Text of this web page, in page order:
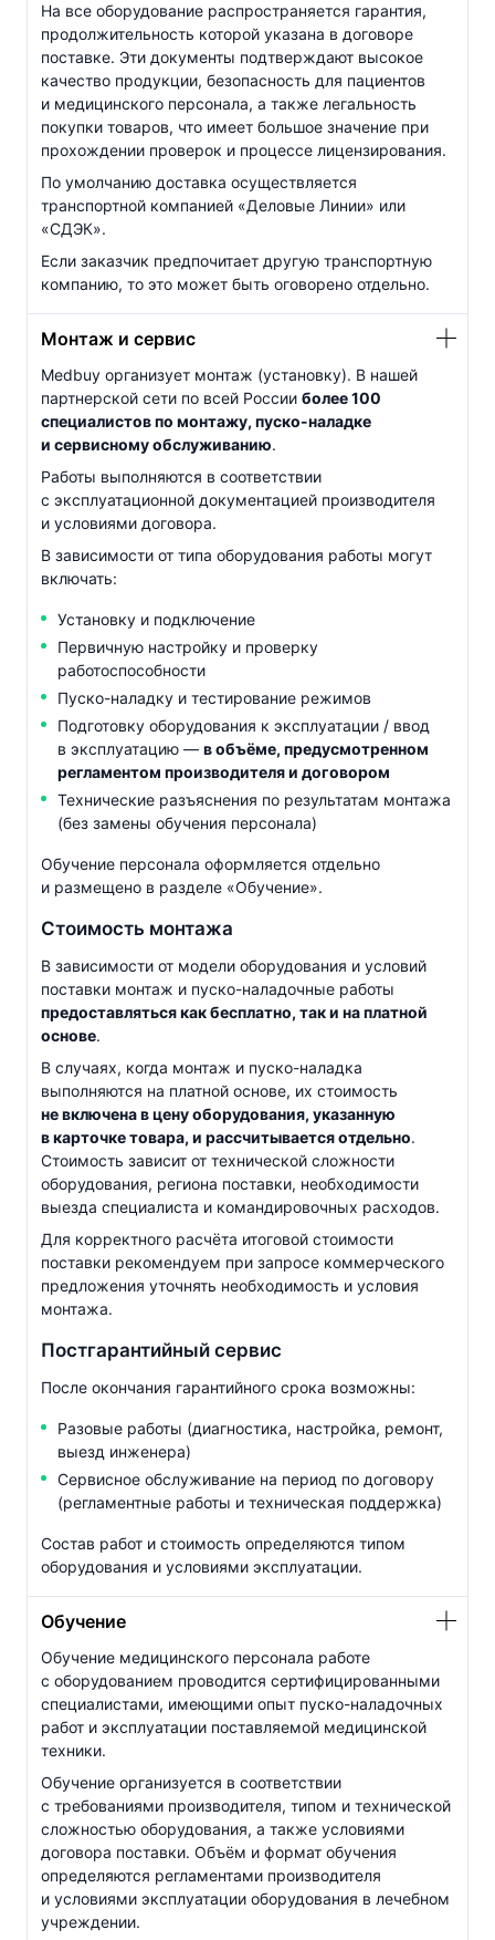
На все оборудование распространяется гарантия,
продолжительность которой указана в договоре
поставке. Эти документы подтверждают высокое
качество продукции, безопасность для пациентов
и медицинского персонала, а также легальность
покупки товаров, что имеет большое значение при
прохождении проверок и процессе лицензирования.
По умолчанию доставка осуществляется
транспортной компанией «Деловые Линии» или
«СДЭК».
Если заказчик предпочитает другую транспортную
компанию, то это может быть оговорено отдельно.
Монтаж и сервис
Medbuy организует монтаж (установку). В нашей
партнерской сети по всей России более 100
специалистов по монтажу, пуско-наладке
и сервисному обслуживанию.
Работы выполняются в соответствии
с эксплуатационной документацией производителя
и условиями договора.
В зависимости от типа оборудования работы могут
включать:
Установку и подключение
Первичную настройку и проверку
работоспособности
Пуско-наладку и тестирование режимов
Подготовку оборудования к эксплуатации / ввод
в эксплуатацию — в объёме, предусмотренном
регламентом производителя и договором
Технические разъяснения по результатам монтажа
(без замены обучения персонала)
Обучение персонала оформляется отдельно
и размещено в разделе «Обучение».
Стоимость монтажа
В зависимости от модели оборудования и условий
поставки монтаж и пуско-наладочные работы
предоставляться как бесплатно, так и на платной
основе.
В случаях, когда монтаж и пуско-наладка
выполняются на платной основе, их стоимость
не включена в цену оборудования, указанную
в карточке товара, и рассчитывается отдельно.
Стоимость зависит от технической сложности
оборудования, региона поставки, необходимости
выезда специалиста и командировочных расходов.
Для корректного расчёта итоговой стоимости
поставки рекомендуем при запросе коммерческого
предложения уточнять необходимость и условия
монтажа.
Постгарантийный сервис
После окончания гарантийного срока возможны:
Разовые работы (диагностика, настройка, ремонт,
выезд инженера)
Сервисное обслуживание на период по договору
(регламентные работы и техническая поддержка)
Состав работ и стоимость определяются типом
оборудования и условиями эксплуатации.
Обучение
Обучение медицинского персонала работе
с оборудованием проводится сертифицированными
специалистами, имеющими опыт пуско-наладочных
работ и эксплуатации поставляемой медицинской
техники.
Обучение организуется в соответствии
с требованиями производителя, типом и технической
сложностью оборудования, а также условиями
договора поставки. Объём и формат обучения
определяются регламентами производителя
и условиями эксплуатации оборудования в лечебном
учреждении.